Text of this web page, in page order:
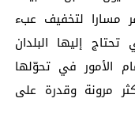
مسارا لتخفيف عبء
تحتاج إليها البلدان
الأمور في تحوّلها
مرونة وقدرة على